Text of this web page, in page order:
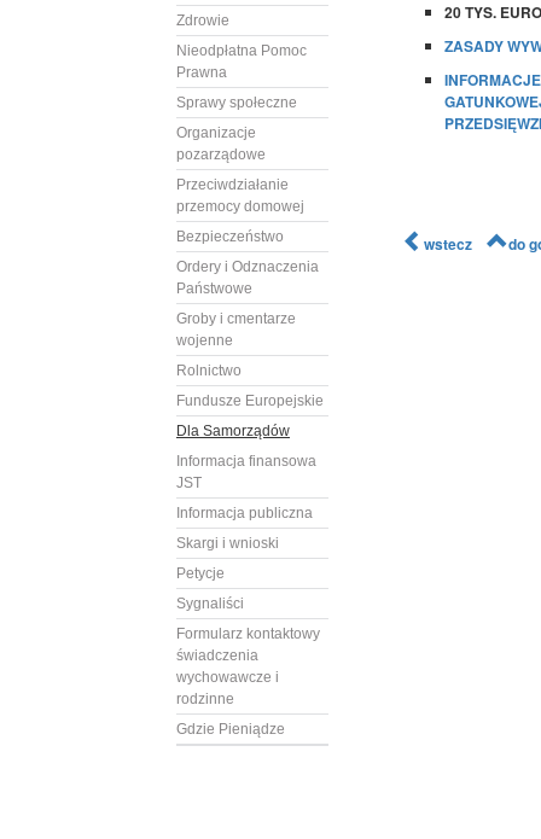
Zdrowie
Nieodpłatna Pomoc
Prawna
Sprawy społeczne
Organizacje
pozarządowe
Przeciwdziałanie
przemocy domowej
Bezpieczeństwo
Ordery i Odznaczenia
Państwowe
Groby i cmentarze
wojenne
Rolnictwo
Fundusze Europejskie
Dla Samorządów
Informacja finansowa
JST
Informacja publiczna
Skargi i wnioski
Petycje
Sygnaliści
Formularz kontaktowy
świadczenia
wychowawcze i
rodzinne
Gdzie Pieniądze
20 TYS.
ZASADY
wstecz do